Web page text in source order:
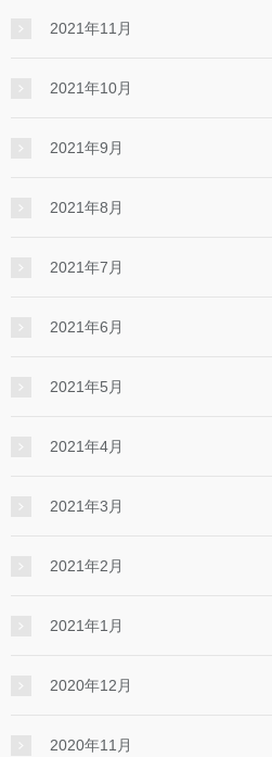
2021年11月
2021年10月
2021年9月
2021年8月
2021年7月
2021年6月
2021年5月
2021年4月
2021年3月
2021年2月
2021年1月
2020年12月
2020年11月